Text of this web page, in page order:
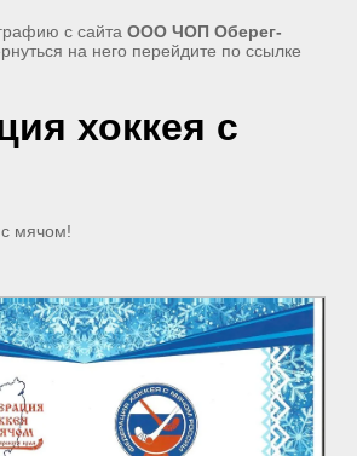
с сайта OOO ЧОП Оберег-
на него перейдите по ссылке
хоккея с
мячом!